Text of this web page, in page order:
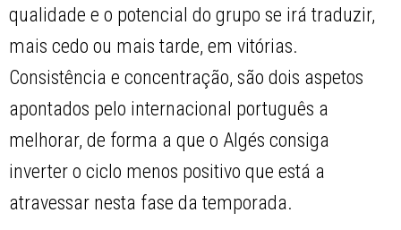
qualidade e o potencial do grupo se irá traduzir,
mais cedo ou mais tarde, em vitórias.
Consistência e concentração, são dois aspetos
apontados pelo internacional português a
melhorar, de forma a que o Algés consiga
inverter o ciclo menos positivo que está a
atravessar nesta fase da temporada.